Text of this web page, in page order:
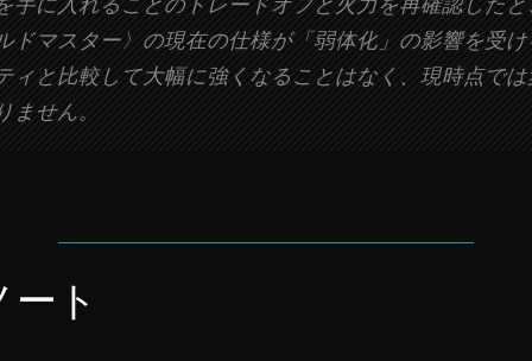
手に入れることのトレードオフと火力を再確認した
ドマスター〉の現在の仕様が「弱体化」の影響を受
ィと比較して大幅に強くなることはなく、現時点で
ません。
ト